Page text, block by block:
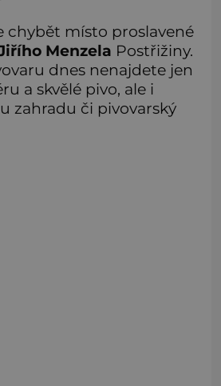
chybět místo proslavené
Menzela Postřižiny.
dnes nenajdete jen
a skvělé pivo, ale i
zahradu či pivovarský